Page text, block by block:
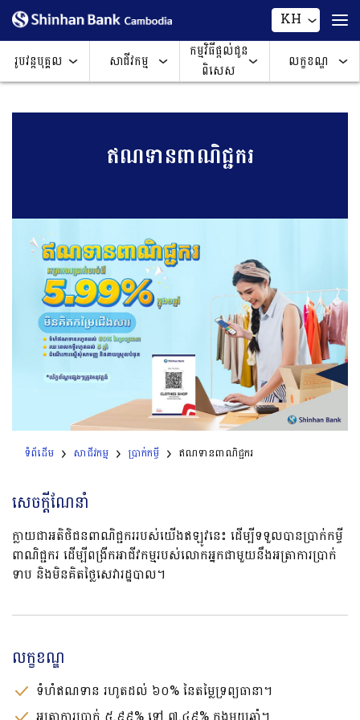
KH
រូបវន្តបុគ្គល សាជីវកម្ម
កម្មវិធីផ្តល់ជូន
ពិសេស
លក្ខខណ្ឌ
ឥណទានពាណិជ្ជករ
ទំព័ដើម សាជីវកម្ម ប្រាក់កម្ចី ឥណទានពាណិជ្ជករ
សេចក្តីណែនាំ
ក្លាយជាអតិថិជនពាណិជ្ជកររបស់យើងឥឡូវនេះ ដើម្បីទទួលបានប្រាក់កម្ចី
ពាណិជ្ជករ ដើម្បីពង្រីកអាជីវកម្មរបស់លោកអ្នកជាមួយនឹងអត្រាការប្រាក់
ទាប និងមិនគិតថ្លៃសេវារដ្ឋបាល។
លក្ខខណ្ឌ
ទំហំឥណទាន រហូតដល់​ ៦០% នៃតម្លៃទ្រព្យធានា។